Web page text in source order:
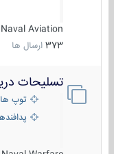
Naval Aviation
373 ارسال ها
تسلیحات
توپ های